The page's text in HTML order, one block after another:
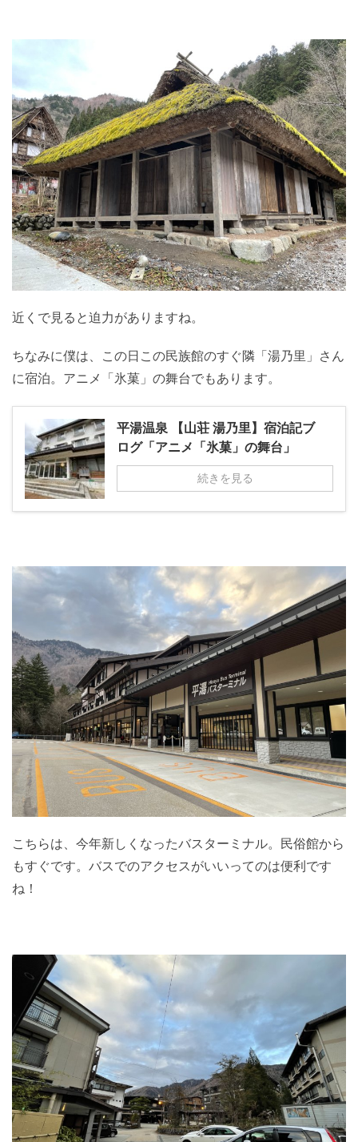
近くで見ると迫力がありますね。
ちなみに僕は、この日この民族館のすぐ隣「湯乃里」さん
に宿泊。アニメ「氷菓」の舞台でもあります。
平湯温泉 【山荘 湯乃里】宿泊記ブ
ログ「アニメ「氷菓」の舞台」
続きを見る
こちらは、今年新しくなったバスターミナル。民俗館から
もすぐです。バスでのアクセスがいいってのは便利です
ね！